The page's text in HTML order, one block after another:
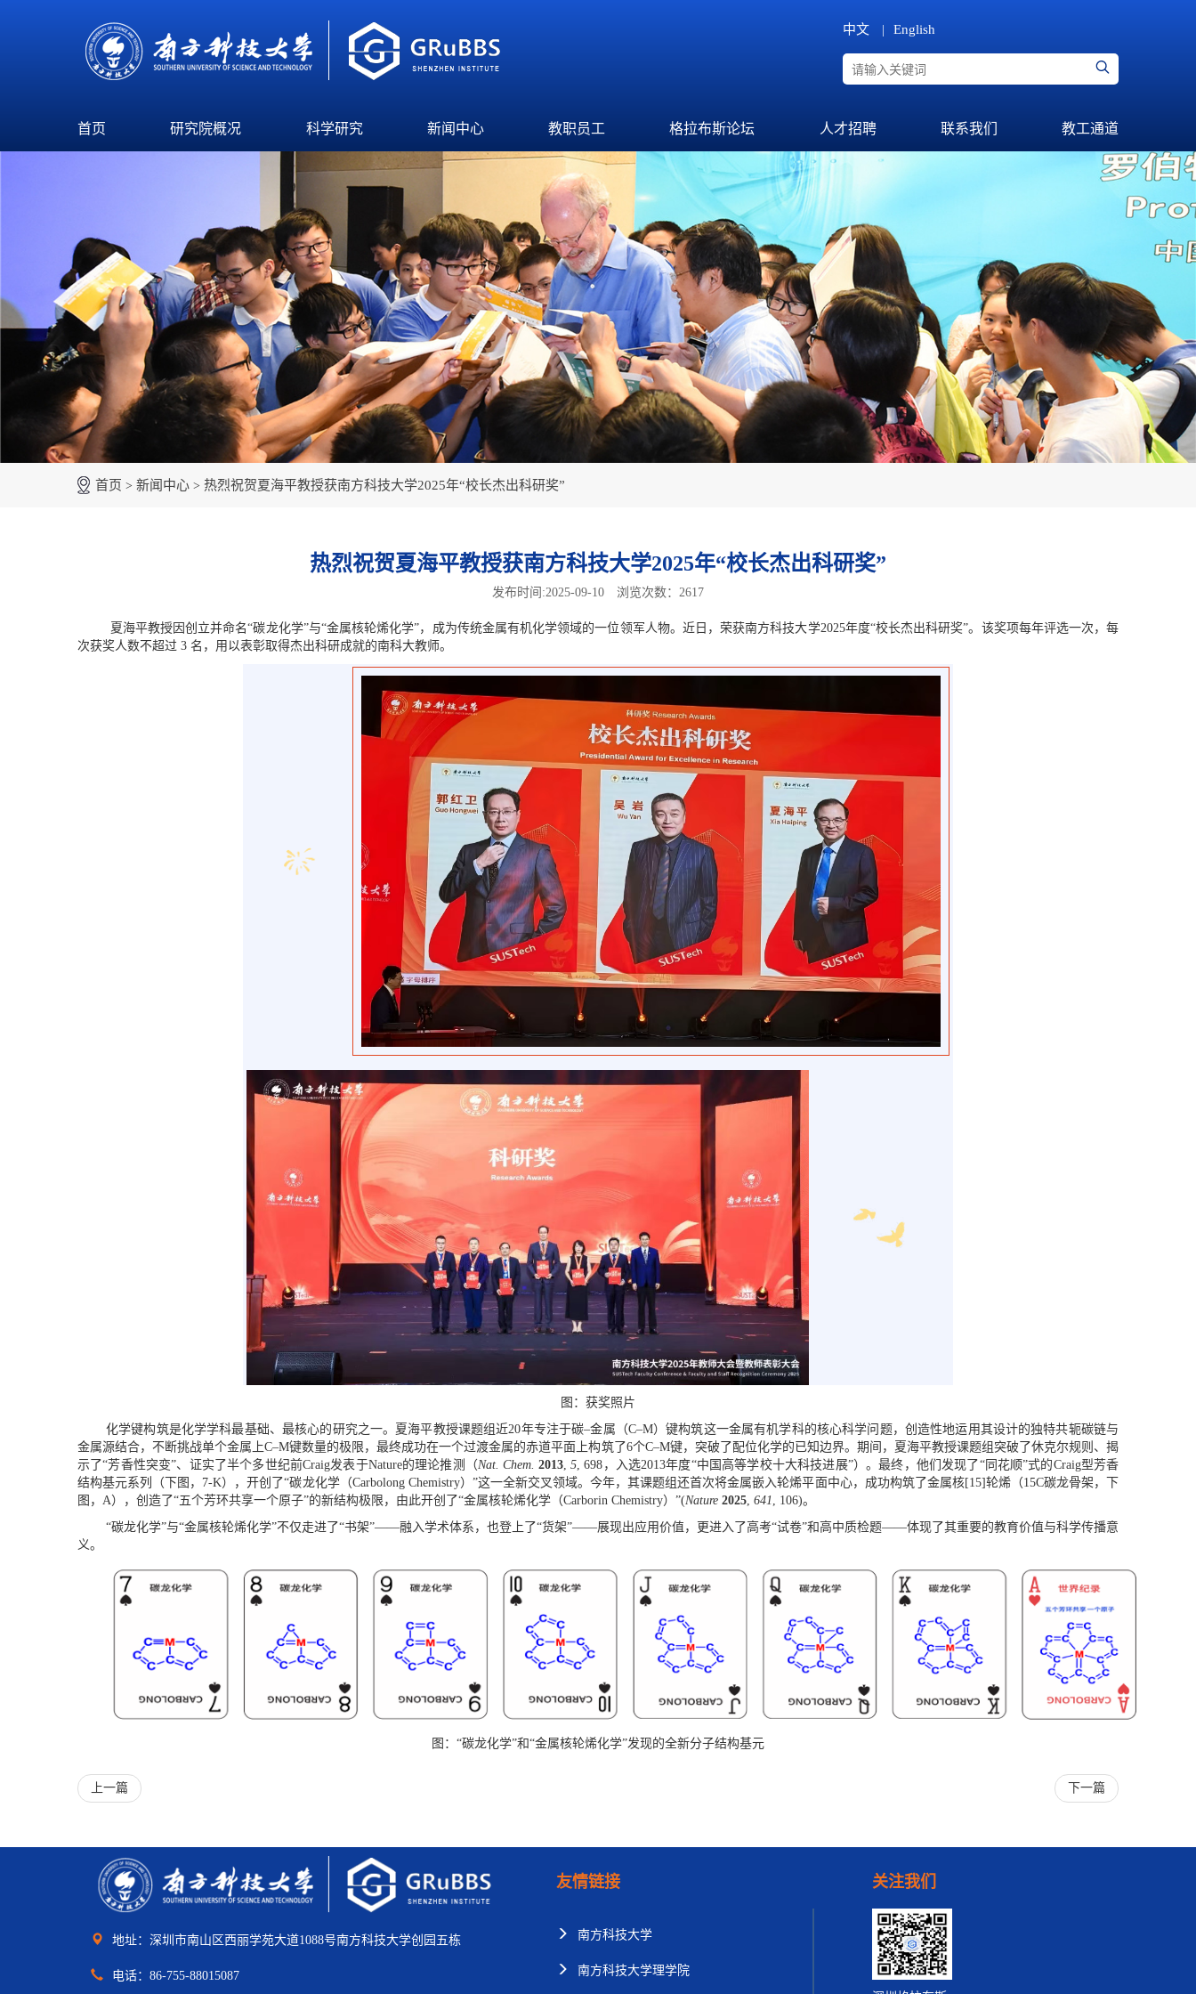
中文 English
首页 研究院概况 科学研究 新闻中心 教职员工 格拉布斯论坛 人才招聘 联系我们 教工通道
首页 > 新闻中心 > 热烈祝贺夏海平教授获南方科技大学2025年“校长杰出科研奖”
热烈祝贺夏海平教授获南方科技大学2025年“校长杰出科研奖”
发布时间:2025-09-10 浏览次数：2617
夏海平教授因创立并命名“碳龙化学”与“金属核轮烯化学”，成为传统金属有机化学领域的一位领军人物。近日，荣获南方科技大学2025年度“校长杰出科研奖”。 该奖项每年评选一次，每
次获奖人数不超过 3 名 ， 用以表彰取得杰出科研成就的南科大教师。
图：获奖照片
化学键构筑是化学学科最基础、 最核心的研究之一。夏海平教授课题组近20年专注于碳–金属（C–M）键构筑这一金属有机学科的核心科学问题， 创造性地运用其设计的独特共轭碳链与
金属源结合，不断挑战单个金属上C–M键数量的极限，最终成功在一个过渡金属的赤道平面上构筑了6个C–M键，突破了配位化学的已知边界。期间，夏海平教授课题组突破了休克尔规则、揭
示了“芳香性突变”、证实了半个多世纪前Craig发表于Nature的理论推测（Nat. Chem.2013,5, 698 ，入选2013年度“中国高等学校十大科技进展”）。最终， 他们发现了“同花顺”式的Craig型芳香
结构基元系列
（下图， 7-K） ，开创了“碳龙化学（Carbolong Chemistry） ”这一全新交叉领域。今年，其课题组还首次将金属嵌入轮烯平面中心，成功构筑了金属核[15]轮烯（15C碳龙骨架 ，下
图， A），创造了“五个芳环共享一个原子”的新结构极限， 由此开创了“金属核轮烯化学（Carborin Chemistry） ”(Nature 2025, 641, 106)。
“碳龙化学”与“金属核轮烯化学”不仅走进了“书架”——融入学术体系，也登上了“货架”——展现出应用价值 ，更进入了高考“试卷”和高中质检题——体现了其重要的教育价值与科学传播意
义。
图： “碳龙化学”和“金属核轮烯化学”发现的全新分子结构基元
上一篇 下一篇
地址：深圳市南山区西丽学苑大道1088号南方科技大学创园五栋
电话：86-755-88015087
友情链接
南方科技大学
南方科技大学理学院
关注我们